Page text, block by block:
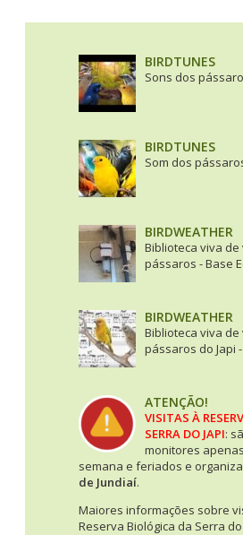
BIRDTUNES
Sons dos
BIRDTUNES
Som dos
BIRDWEATHER
Biblioteca viva
pássaros - Base
BIRDWEATHER
Biblioteca viva
pássaros do Japi
ATENÇÃO!
VISITAS À
SERRA DO JAPI:
monitores
semana e feriados e
de Jundiaí.
Maiores informações sobre
Reserva Biológica da Serra